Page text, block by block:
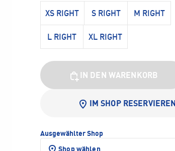
XS RIGHT S RIGHT M RIGHT
L RIGHT XL RIGHT
IN DEN WARENKORB
IM SHOP RESERVIEREN
Ausgewählter Shop
Shop wählen